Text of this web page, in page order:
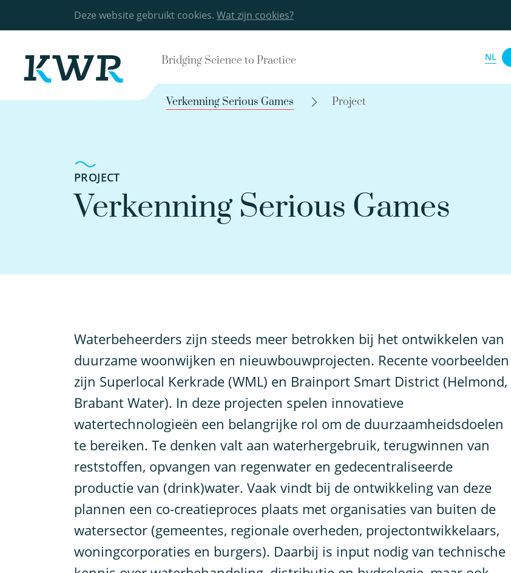
Deze website gebruikt cookies. Wat zijn cookies?
Bridging Science to Practice NL
Verkenning Serious Games Project
PROJECT
Verkenning Serious Games
Waterbeheerders zijn steeds meer betrokken bij het ontwikkelen van
duurzame woonwijken en nieuwbouwprojecten. Recente voorbeelden
zijn Superlocal Kerkrade (WML) en Brainport Smart District (Helmond,
Brabant Water). In deze projecten spelen innovatieve
watertechnologieën een belangrijke rol om de duurzaamheidsdoelen
te bereiken. Te denken valt aan waterhergebruik, terugwinnen van
reststoffen, opvangen van regenwater en gedecentraliseerde
productie van (drink)water. Vaak vindt bij de ontwikkeling van deze
plannen een co-creatieproces plaats met organisaties van buiten de
watersector (gemeentes, regionale overheden, projectontwikkelaars,
woningcorporaties en burgers). Daarbij is input nodig van technische